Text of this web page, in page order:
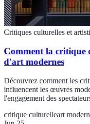
Critiques culturelles et
Comment la critique
d'art modernes
Découvrez comment les
influencent les œuvres
l'engagement des
critique culturelleart